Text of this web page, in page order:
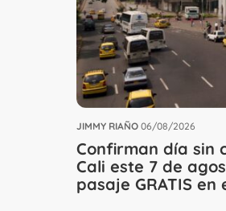
JIMMY RIAÑO 06/08/2026
Confirman día sin
Cali este 7 de
pasaje GRATIS en